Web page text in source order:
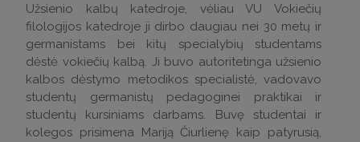
Užsienio kalbų katedroje, vėliau VU Vokiečių
filologijos katedroje ji dirbo daugiau nei 30 metų ir
germanistams bei kitų specialybių studentams
dėstė vokiečių kalbą. Ji buvo autoritetinga užsienio
kalbos dėstymo metodikos specialistė, vadovavo
studentų germanistų pedagoginei praktikai ir
studentų kursiniams darbams. Buvę studentai ir
kolegos prisimena Mariją Čiurlienę kaip patyrusią,